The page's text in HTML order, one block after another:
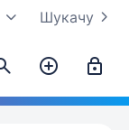
Шукачу